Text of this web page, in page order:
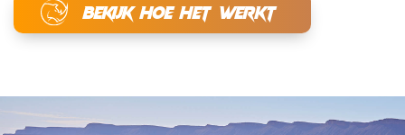
BEKIJK HOE HET WERKT